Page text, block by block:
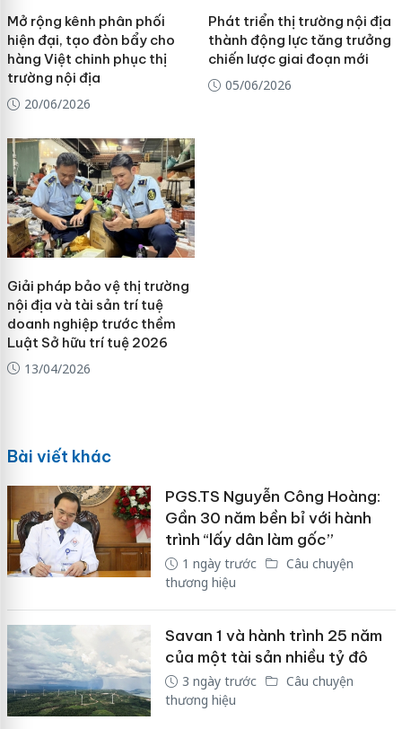
Mở rộng kênh phân phối
hiện đại, tạo đòn bẩy cho
hàng Việt chinh phục thị
trường nội địa
20/06/2026
Phát triển thị trường nội địa
thành động lực tăng trưởng
chiến lược giai đoạn mới
05/06/2026
Giải pháp bảo vệ thị trường
nội địa và tài sản trí tuệ
doanh nghiệp trước thềm
Luật Sở hữu trí tuệ 2026
13/04/2026
Bài viết khác
PGS.TS Nguyễn Công Hoàng:
Gần 30 năm bền bỉ với hành
trình “lấy dân làm gốc”
1 ngày trước
Câu chuyện
thương hiệu
Savan 1 và hành trình 25 năm
của một tài sản nhiều tỷ đô
3 ngày trước
Câu chuyện
thương hiệu